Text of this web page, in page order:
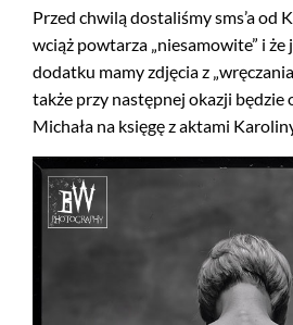
Przed chwilą dostaliśmy sms’a od
wciąż powtarza „niesamowite” i że
dodatku mamy zdjęcia z
także przy następnej okazji będzie
Michała na księgę z aktami